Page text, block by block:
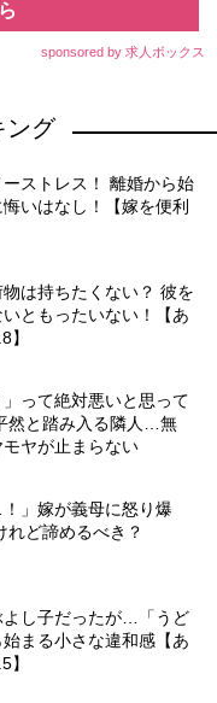
sponsored by 求人ボックス
ング
ストレス！ 離婚から始
いはなし！【嫁を便利
は持ちたくない？ 彼を
ともったいない！【あ
】
」って絶対悪いと思って
然と踏み入る隣人…無
ヤが止まらない
」嫁が義母に怒り爆
れど諦めるべき？
よし子だったが…「うど
まる小さな違和感【あ
】